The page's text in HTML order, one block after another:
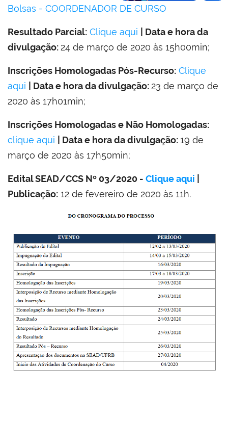
Bolsas - COORDENADOR DE CURSO
Resultado Parcial: Clique aqui
| Data e hora da
divulgação: 24 de março de 2020 às 15h00min;
Inscrições Homologadas Pós-Recurso: Clique
aqui
| Data e hora da divulgação: 23 de março de
2020 às 17h01min;
Inscrições Homologadas e Não Homologadas:
clique aqui
| Data e hora da divulgação:19 de
março de 2020 às 17h50min;
Edital SEAD/CCS Nº 03/2020 - Clique aqui
Publicação: 12 de fevereiro de 2020 às 11h.